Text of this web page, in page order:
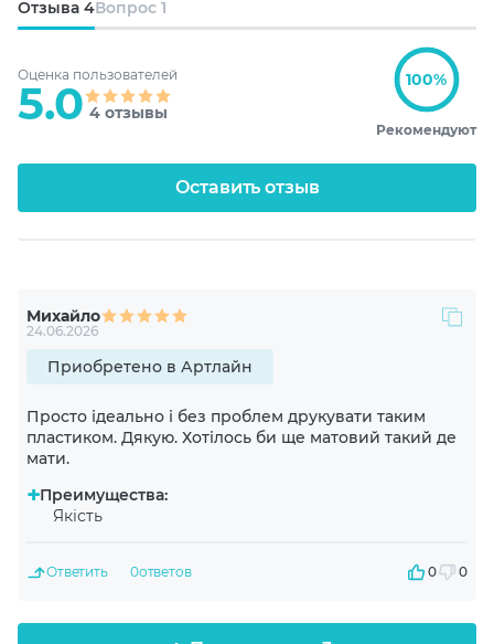
CR-PETG
PETG
Цвет
Черный
1.75 mm
Температура печати
230-250℃
Рекомендуемая скорость печати
Отзыва 4Вопрос 1
Оценка пользователей
5.0 4 отзывы
100%
Рекомендуют
Оставить отзыв
Михайло
24.06.2026
Приобретено в Артлайн
Просто ідеально і без проблем друкувати таким
пластиком. Дякую. Хотілось би ще матовий такий де
мати.
+Преимущества:
Якість
Ответить 0ответов 0 0